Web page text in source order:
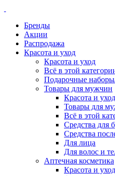
Бренды
Акции
Распродажа
Красота и уход
Красота и уход
Всё в этой
Подарочные
Товары для мужчин
Красота и уход
Товары для
Всё в этой
Средства для
Средства
Для лица
Для волос и
Аптечная косметика
Красота и уход